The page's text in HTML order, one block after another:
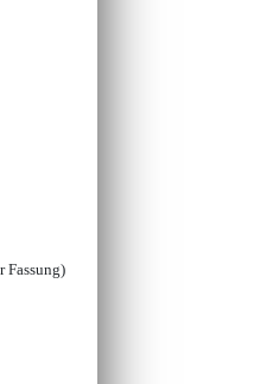
Fassung)